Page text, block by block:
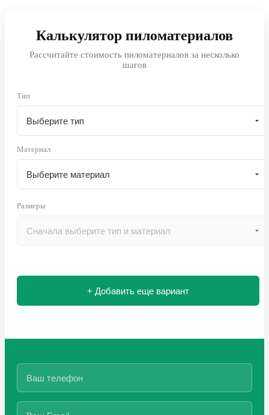
Калькулятор пиломатериалов
Рассчитайте стоимость пиломатериалов за несколько
шагов
Тип
Материал
Размеры
+ Добавить еще вариант